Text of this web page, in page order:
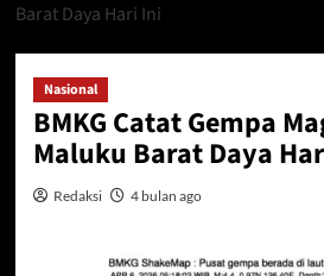
Barat Daya Hari Ini
Nasional
BMKG Catat Gempa
Maluku Barat Daya
Redaksi 4 bulan ago